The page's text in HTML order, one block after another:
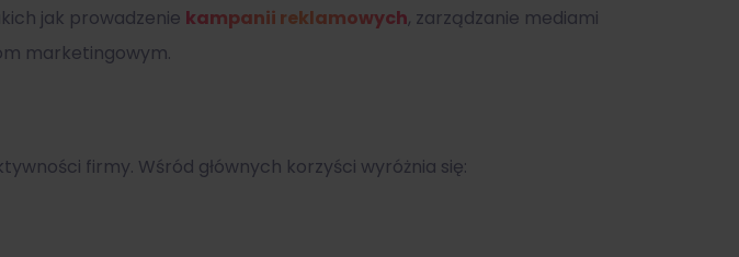
jak prowadzenie kampanii reklamowych, zarządzanie mediami
marketingowym.
firmy. Wśród głównych korzyści wyróżnia się: